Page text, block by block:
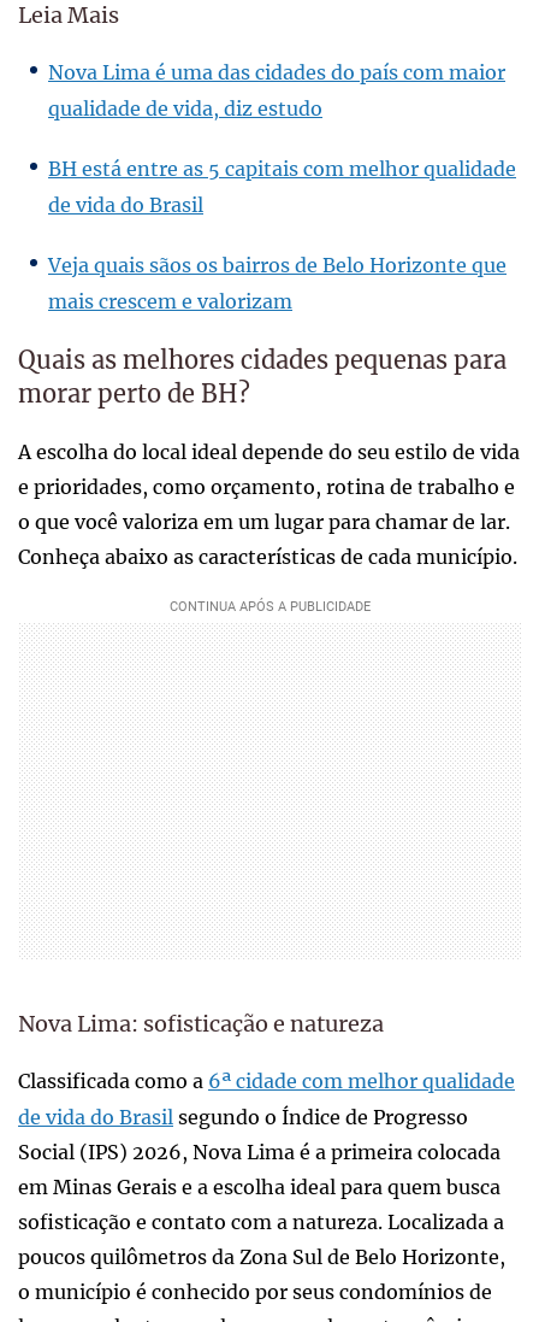
Leia Mais
Nova Lima é uma das cidades do país com maior
qualidade de vida, diz estudo
BH está entre as 5 capitais com melhor qualidade
de vida do Brasil
Veja quais sãos os bairros de Belo Horizonte que
mais crescem e valorizam
Quais as melhores cidades pequenas para
morar perto de BH?
A escolha do local ideal depende do seu estilo de vida
e prioridades, como orçamento, rotina de trabalho e
o que você valoriza em um lugar para chamar de lar.
Conheça abaixo as características de cada município.
Nova Lima: sofisticação e natureza
Classificada como a 6ª cidade com melhor qualidade
de vida do Brasil segundo o Índice de Progresso
Social (IPS) 2026, Nova Lima é a primeira colocada
em Minas Gerais e a escolha ideal para quem busca
sofisticação e contato com a natureza. Localizada a
poucos quilômetros da Zona Sul de Belo Horizonte,
o município é conhecido por seus condomínios de